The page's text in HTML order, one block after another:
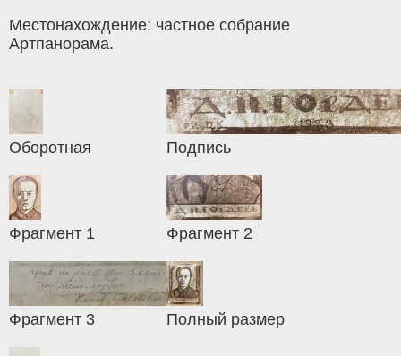
Местонахождение: частное собрание
Артпанорама.
Оборотная Подпись
Фрагмент 1 Фрагмент 2
Фрагмент 3 Полный размер